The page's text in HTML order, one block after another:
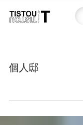
個人邸